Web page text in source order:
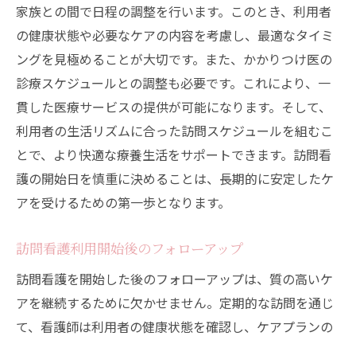
家族との間で日程の調整を行います。このとき、利用者
の健康状態や必要なケアの内容を考慮し、最適なタイミ
ングを見極めることが大切です。また、かかりつけ医の
診療スケジュールとの調整も必要です。これにより、一
貫した医療サービスの提供が可能になります。そして、
利用者の生活リズムに合った訪問スケジュールを組むこ
とで、より快適な療養生活をサポートできます。訪問看
護の開始日を慎重に決めることは、長期的に安定したケ
アを受けるための第一歩となります。
訪問看護利用開始後のフォローアップ
訪問看護を開始した後のフォローアップは、質の高いケ
アを継続するために欠かせません。定期的な訪問を通じ
て、看護師は利用者の健康状態を確認し、ケアプランの